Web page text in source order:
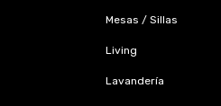
Mesas / Sillas
Living
Lavandería